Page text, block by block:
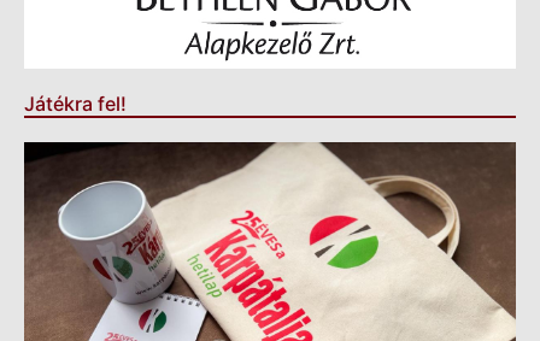
Játékra fel!